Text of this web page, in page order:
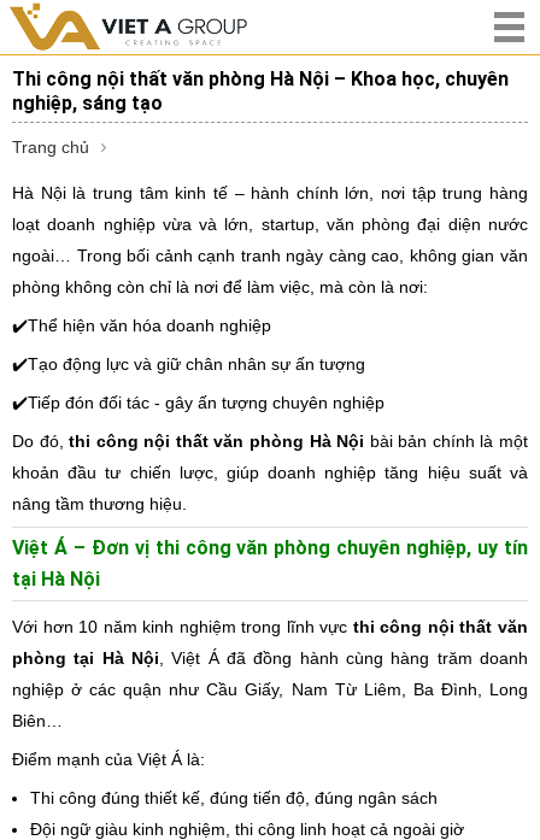
Thi công nội thất văn phòng Hà Nội – Khoa học, chuyên
nghiệp, sáng tạo
Trang chủ
Hà Nội là trung tâm kinh tế – hành chính lớn, nơi tập trung hàng
loạt doanh nghiệp vừa và lớn, startup, văn phòng đại diện nước
ngoài… Trong bối cảnh cạnh tranh ngày càng cao, không gian văn
phòng không còn chỉ là nơi để làm việc, mà còn là nơi:
✔️Thể hiện văn hóa doanh nghiệp
✔️Tạo động lực và giữ chân nhân sự ấn tượng
✔️Tiếp đón đối tác - gây ấn tượng chuyên nghiệp
Do đó,thi công nội thất văn phòng Hà Nội bài bản chính là một
khoản đầu tư chiến lược, giúp doanh nghiệp tăng hiệu suất và
nâng tầm thương hiệu.
Việt Á – Đơn vị thi công văn phòng chuyên nghiệp, uy tín
tại Hà Nội
Với hơn 10 năm kinh nghiệm trong lĩnh vực thi công nội thất văn
phòng tại Hà Nội , Việt Á đã đồng hành cùng hàng trăm doanh
nghiệp ở các quận như Cầu Giấy, Nam Từ Liêm, Ba Đình, Long
Biên…
Điểm mạnh của Việt Á là:
Thi công đúng thiết kế, đúng tiến độ, đúng ngân sách
Đội ngữ giàu kinh nghiệm, thi công linh hoạt cả ngoài giờ